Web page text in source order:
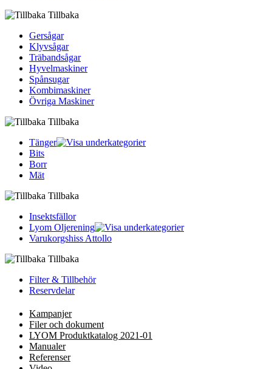
Tillbaka
Gersågar
Klyvsågar
Träbandsågar
Hyvelmaskiner
Spånsugar
Kombimaskiner
Övriga Maskiner
Tillbaka
Tänger
Bits
Borr
Mät
Tillbaka
Insektsfällor
Lyom Oljerening
Varukorgshiss Attollo
Tillbaka
Filter & Tillbehör
Reservdelar
Kampanjer
Filer och dokument
LYOM Produktkatalog 2021-01
Manualer
Referenser